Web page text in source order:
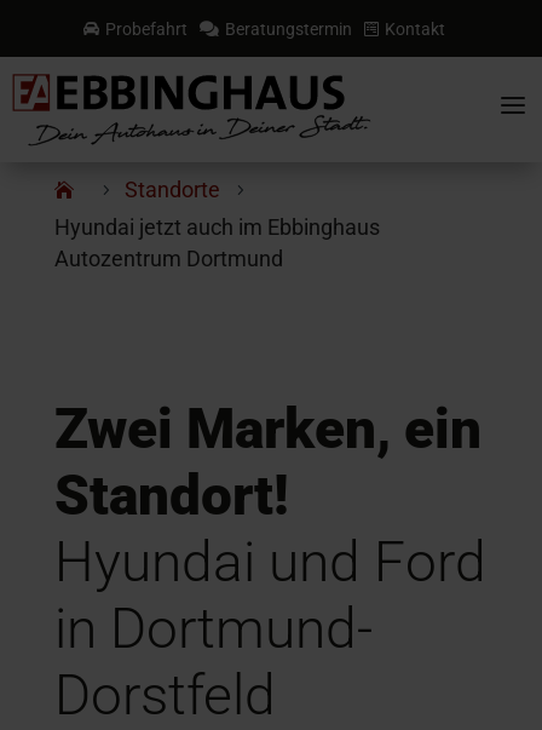
 Probefahrt  Beratungstermin  Kontakt
a
5 Standorte 5
Hyundai jetzt auch im Ebbinghaus
Autozentrum Dortmund
Zwei Marken, ein
Standort!
Hyundai und Ford
in Dortmund-
Dorstfeld